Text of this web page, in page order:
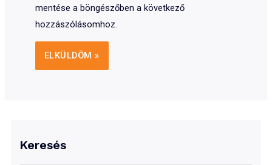
mentése a böngészőben a következő
hozzászólásomhoz.
Keresés